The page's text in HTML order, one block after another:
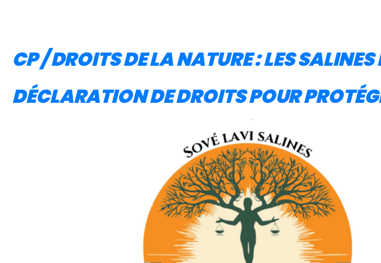
CP / DROITS DE LA NATURE : LES
DÉCLARATION DE DROITS POUR